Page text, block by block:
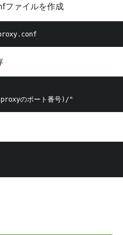
ファイルを作成